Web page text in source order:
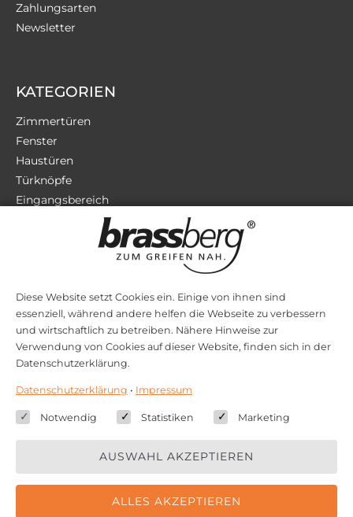
Zahlungsarten
Newsletter
KATEGORIEN
Zimmertüren
Fenster
Haustüren
Türknöpfe
Eingangsbereich
STILRICHTUNGEN
Bauhaus
Jugendstil
Klassik
Diese Website setzt Cookies ein. Einige von ihnen sind
essenziell, während andere helfen die Webseite zu verbessern
und wirtschaftlich zu betreiben. Nähere Hinweise zur
Verwendung von Cookies auf dieser Website, finden sich in der
Datenschutzerklärung.
Datenschutzerklärung • Impressum
Notwendig Statistiken Marketing
AUSWAHL AKZEPTIEREN
ALLES AKZEPTIEREN